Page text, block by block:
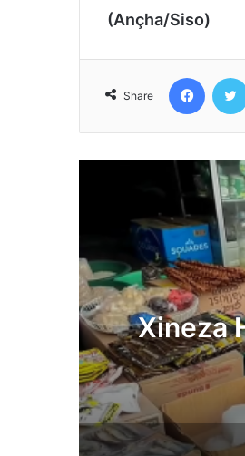
(Ançha/Siso)
Share
Xineza